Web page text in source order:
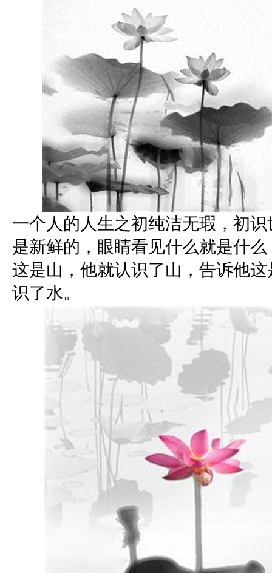
一个人的人生之初纯洁无瑕，初
是新鲜的，眼睛看见什么就是什
这是山，他就认识了山，告诉他
识了水。